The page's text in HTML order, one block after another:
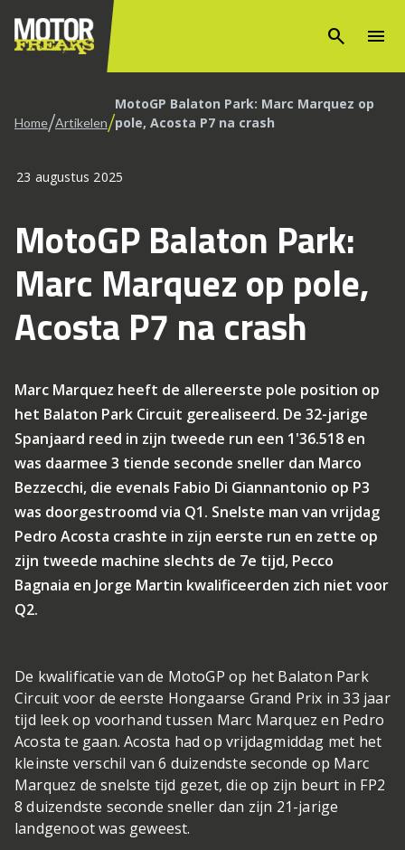
search menu
Home/Artikelen/MotoGP Balaton Park: Marc Marquez op
pole, Acosta P7 na crash
23 augustus 2025
MotoGP Balaton Park:
Marc Marquez op pole,
Acosta P7 na crash
Marc Marquez heeft de allereerste pole position op
het Balaton Park Circuit gerealiseerd. De 32-jarige
Spanjaard reed in zijn tweede run een 1'36.518 en
was daarmee 3 tiende seconde sneller dan Marco
Bezzecchi, die evenals Fabio Di Giannantonio op P3
was doorgestroomd via Q1. Snelste man van vrijdag
Pedro Acosta crashte in zijn eerste run en zette op
zijn tweede machine slechts de 7e tijd, Pecco
Bagnaia en Jorge Martin kwalificeerden zich niet voor
Q2.
De kwalificatie van de MotoGP op het Balaton Park
Circuit voor de eerste Hongaarse Grand Prix in 33 jaar
tijd leek op voorhand tussen Marc Marquez en Pedro
Acosta te gaan. Acosta had op vrijdagmiddag met het
kleinste verschil van 6 duizendste seconde op Marc
Marquez de snelste tijd gezet, die op zijn beurt in FP2
8 duizendste seconde sneller dan zijn 21-jarige
landgenoot was geweest.